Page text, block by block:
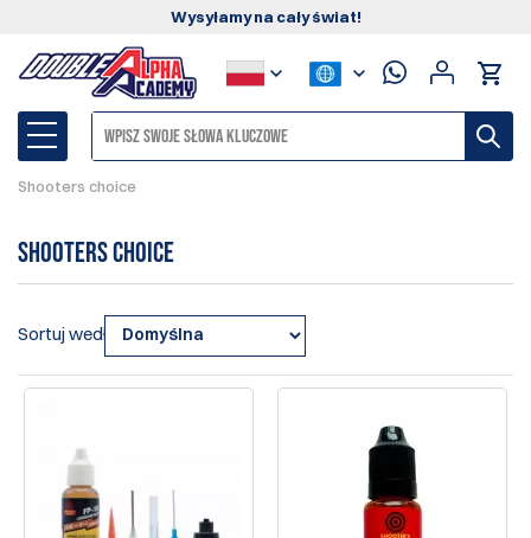
Wysyłamy na cały świat!
Shooters choice
Shooters choice
Sortuj według